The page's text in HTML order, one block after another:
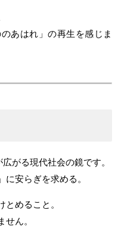
あはれ」の再生を感じま
がる現代社会の鏡です。
安らぎを求める。
めること。
ん。